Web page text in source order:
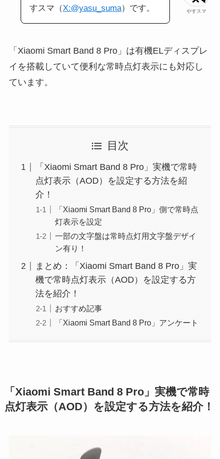
やすスマ
すスマ（X:@yasu_suma）です。
「Xiaomi Smart Band 8 Pro」は有機ELディスプレ
イを搭載していて便利な常時点灯表示にも対応し
ています。
目次
「Xiaomi Smart Band 8 Pro」実機で常時
点灯表示（AOD）を設定する方法を紹
介！
「Xiaomi Smart Band 8 Pro」側で常時点
灯表示を設定
一部の文字盤は常時点灯用文字盤デザイ
ン有り！
まとめ：「Xiaomi Smart Band 8 Pro」実
機で常時点灯表示（AOD）を設定する方
法を紹介！
おすすめ記事
「Xiaomi Smart Band 8 Pro」アンケート
「Xiaomi Smart Band 8 Pro」実機で常時
点灯表示（AOD）を設定する方法を紹介！